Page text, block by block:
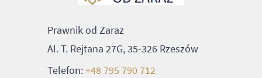
Prawnik od Zaraz
Al. T. Rejtana 27G, 35-326 Rzeszów
Telefon:+48 795 790 712